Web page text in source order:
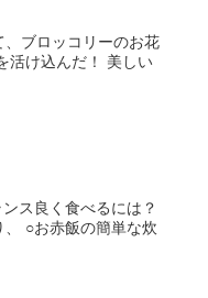
ブロッコリーのお花
活け込んだ！ 美しい
ス良く食べるには？
○お赤飯の簡単な炊